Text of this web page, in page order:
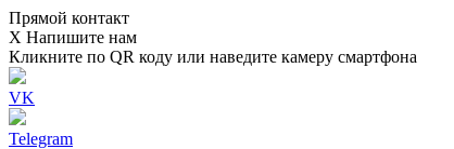
Прямой контакт
Х Напишите нам
Кликните по QR коду или наведите камеру смартфона
VK
Telegram